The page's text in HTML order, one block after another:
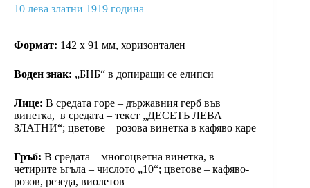
10 лева златни 1919 година
Формат: 142 х 91 мм, хоризонтален
Вoден знак: „БНБ“ в допиращи се елипси
Лице: В средата горе – държавния герб във
винетка, в средата – текст „ДEСЕТЬ ЛЕВА
ЗЛАТНИ“; цветове – розова винетка в кафяво каре
Гръб: В средата – многоцветна винетка, в
четирите ъгъла – числото „10“; цветове – кафяво-
розов, резеда, виолетов